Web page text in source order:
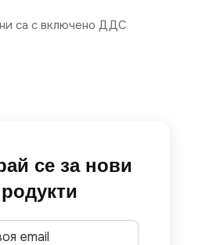
са с включено ДДС
се за нови